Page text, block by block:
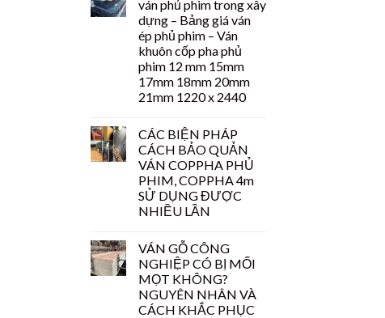
ván phủ phim trong xây
dựng – Bảng giá ván
ép phủ phim – Ván
khuôn cốp pha phủ
phim 12 mm 15mm
17mm 18mm 20mm
21mm 1220 x 2440
CÁC BIỆN PHÁP
CÁCH BẢO QUẢN
VÁN COPPHA PHỦ
PHIM, COPPHA 4m
SỬ DỤNG ĐƯỢC
NHIỀU LẦN
VÁN GỖ CÔNG
NGHIỆP CÓ BỊ MỐI
MỌT KHÔNG?
NGUYÊN NHÂN VÀ
CÁCH KHẮC PHỤC